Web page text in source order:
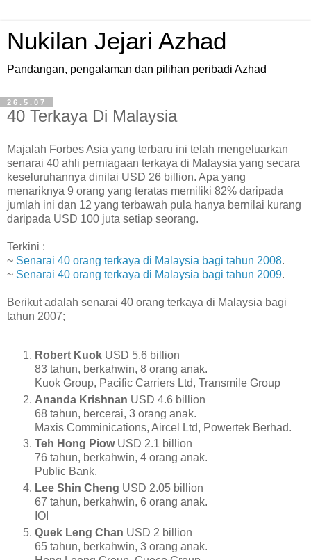
Nukilan Jejari Azhad
Pandangan, pengalaman dan pilihan peribadi Azhad
26.5.07
40 Terkaya Di Malaysia
Majalah Forbes Asia yang terbaru ini telah mengeluarkan
senarai 40 ahli perniagaan terkaya di Malaysia yang secara
keseluruhannya dinilai USD 26 billion. Apa yang
menariknya 9 orang yang teratas memiliki 82% daripada
jumlah ini dan 12 yang terbawah pula hanya bernilai kurang
daripada USD 100 juta setiap seorang.
Terkini :
~ Senarai 40 orang terkaya di Malaysia bagi tahun 2008.
~ Senarai 40 orang terkaya di Malaysia bagi tahun 2009.
Berikut adalah senarai 40 orang terkaya di Malaysia bagi
tahun 2007;
Robert Kuok USD 5.6 billion
83 tahun, berkahwin, 8 orang anak.
Kuok Group, Pacific Carriers Ltd, Transmile Group
Ananda Krishnan USD 4.6 billion
68 tahun, bercerai, 3 orang anak.
Maxis Comminications, Aircel Ltd, Powertek Berhad.
Teh Hong PiowUSD 2.1 billion
76 tahun, berkahwin, 4 orang anak.
Public Bank.
Lee Shin Cheng USD 2.05 billion
67 tahun, berkahwin, 6 orang anak.
IOI
Quek Leng Chan USD 2 billion
65 tahun, berkahwin, 3 orang anak.